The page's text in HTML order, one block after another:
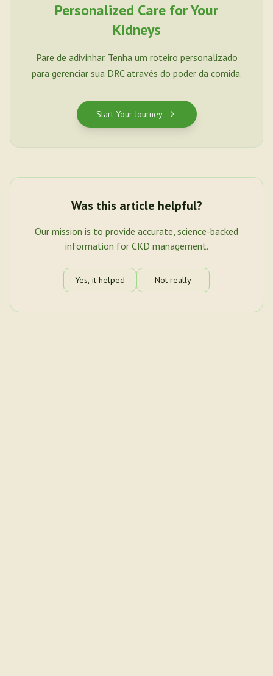
Personalized Care for Your
Kidneys
Pare de adivinhar. Tenha um roteiro personalizado
para gerenciar sua DRC através do poder da comida.
Start Your Journey
Was this article helpful?
Our mission is to provide accurate, science-backed
information for CKD management.
Yes, it helped Not really